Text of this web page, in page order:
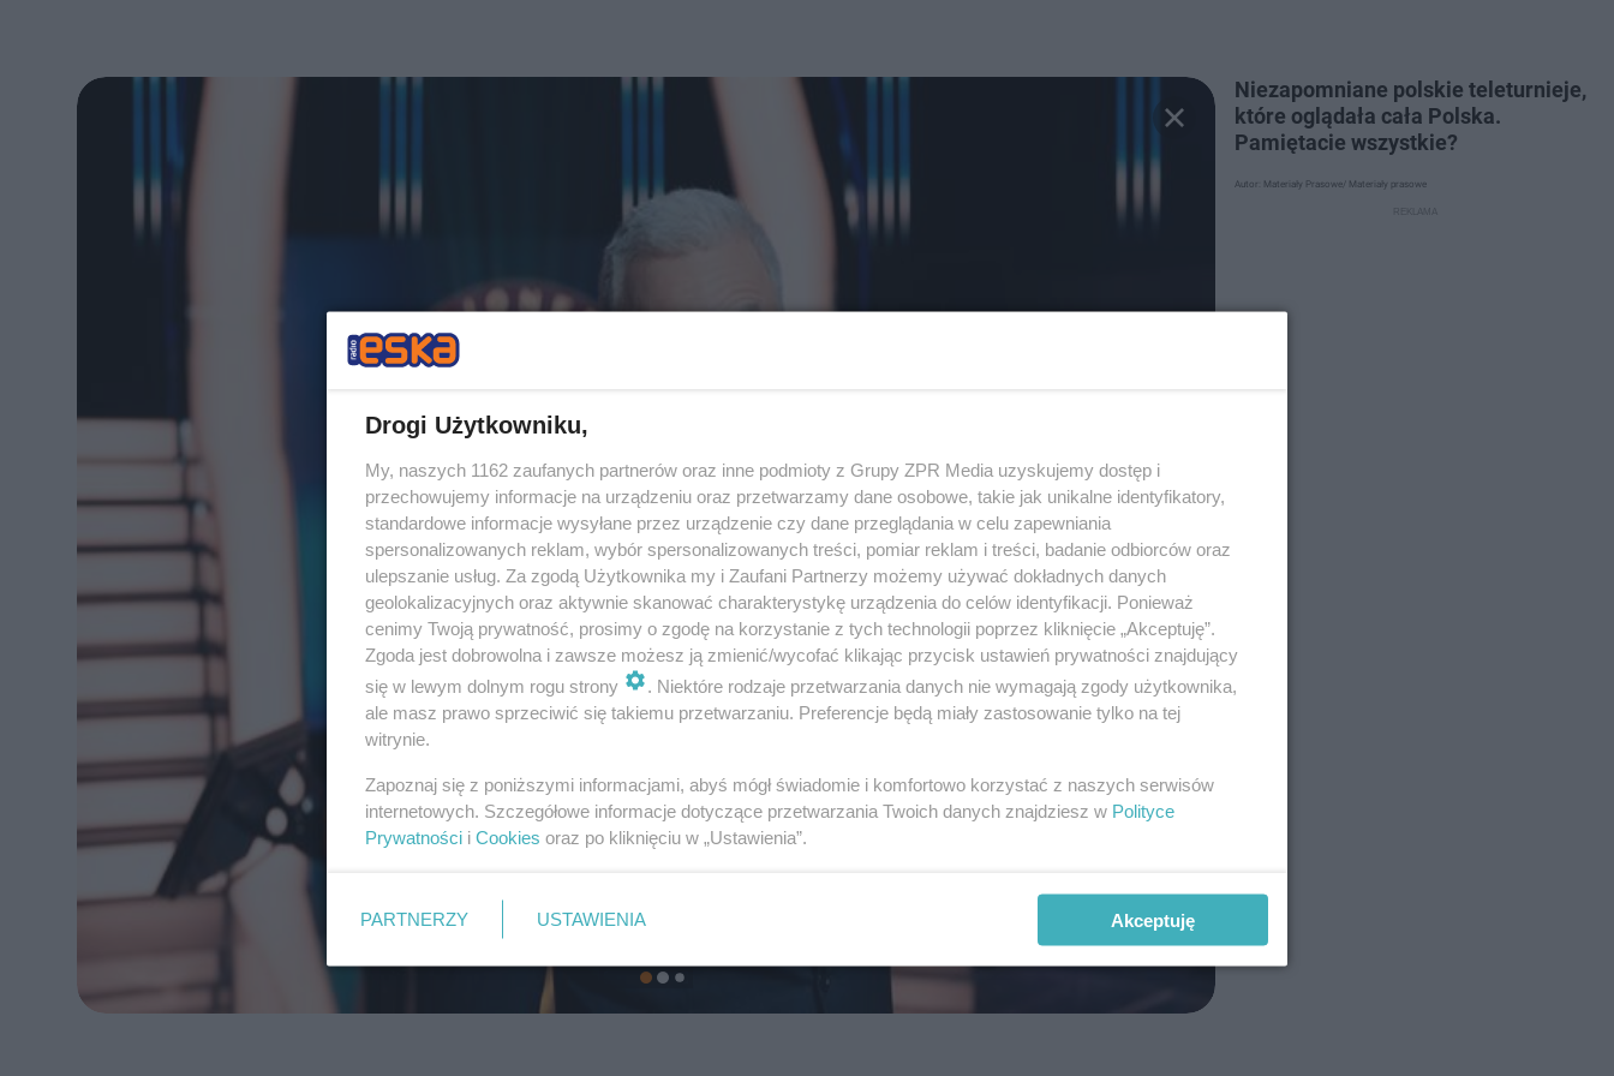
Niezapomniane polskie teleturnieje,
które oglądała cała Polska.
Pamiętacie wszystkie?
Autor: Materiały Prasowe/ Materiały prasowe
Drogi Użytkowniku,
My, naszych 1162 zaufanych partnerów oraz inne podmioty z Grupy ZPR Media uzyskujemy dostęp i
przechowujemy informacje na urządzeniu oraz przetwarzamy dane osobowe, takie jak unikalne identyfikatory,
standardowe informacje wysyłane przez urządzenie czy dane przeglądania w celu zapewniania
spersonalizowanych reklam, wybór spersonalizowanych treści, pomiar reklam i treści, badanie odbiorców oraz
ulepszanie usług. Za zgodą Użytkownika my i Zaufani Partnerzy możemy używać dokładnych danych
geolokalizacyjnych oraz aktywnie skanować charakterystykę urządzenia do celów identyfikacji. Ponieważ
cenimy Twoją prywatność, prosimy o zgodę na korzystanie z tych technologii poprzez kliknięcie „Akceptuję”.
Zgoda jest dobrowolna i zawsze możesz ją zmienić/wycofać klikając przycisk ustawień prywatności znajdujący
się w lewym dolnym rogu strony
. Niektóre rodzaje przetwarzania danych nie wymagają zgody użytkownika,
ale masz prawo sprzeciwić się takiemu przetwarzaniu. Preferencje będą miały zastosowanie tylko na tej
witrynie.
Zapoznaj się z poniższymi informacjami, abyś mógł świadomie i komfortowo korzystać z naszych serwisów
internetowych. Szczegółowe informacje dotyczące przetwarzania Twoich danych znajdziesz w Polityce
Prywatności i Cookies oraz po kliknięciu w „Ustawienia”.
PARTNERZY USTAWIENIA Akceptuję